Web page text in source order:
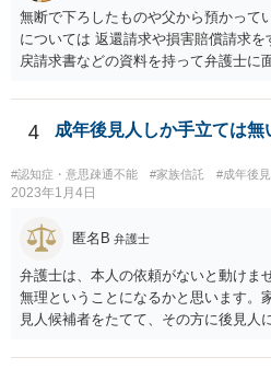
無断で下ろしたものや父から預かって
については 返還請求や損害賠償請求
戻請求書などの資料を持って弁護士に
4 成年後見人しか手立ては無
#認知症・意思疎通不能 #家族信託 #成年後
2023年1月4日
匿名B 弁護士
弁護士は、本人の依頼がないと動けま
無理ということになるかと思います。
見人候補者をたてて、その方に後見人